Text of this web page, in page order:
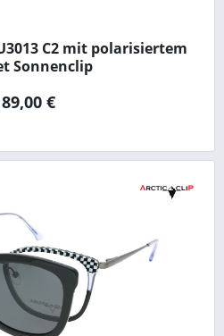
C2 mit polarisiertem
Sonnenclip
€